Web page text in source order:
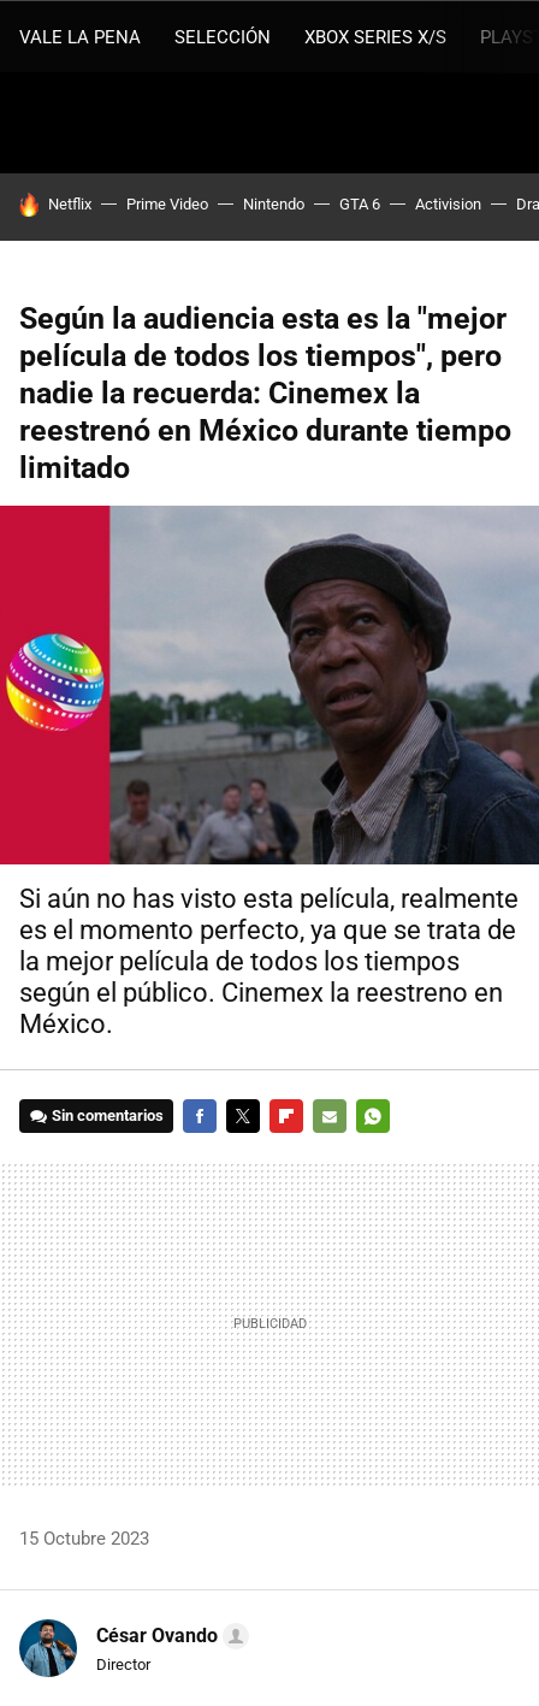
VALE LA PENA SELECCIÓN XBOX SERIES X/S
HOY SE HABLA DE
Netflix Prime Video Nintendo GTA 6 Activision
Según la audiencia esta es la "mejor
película de todos los tiempos", pero
nadie la recuerda: Cinemex la
reestrenó en México durante tiempo
limitado
Si aún no has visto esta película, realmente
es el momento perfecto, ya que se trata de
la mejor película de todos los tiempos
según el público. Cinemex la reestreno en
México.
Sin comentarios
MAIL
15 Octubre 2023
César Ovando
Director